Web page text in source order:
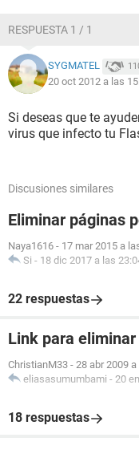
RESPUESTA 1 / 1
SYGMATEL
20 oct 2012 a las
Si deseas que te
virus que infecto tu
Discusiones similares
Eliminar páginas
Naya1616 - 17 mar 2015 a
Si - 18 dic 2017 a las
22 respuestas
Link para
ChristianM33 - 28 abr 2009
eliasasumumbami - 20
18 respuestas